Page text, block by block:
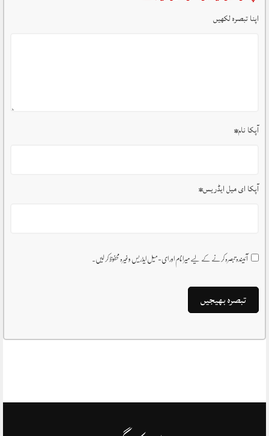
اپنا تبصرہ لکھیں
آپکا نام*
آپکا ای میل ایڈریس*
آئیندہ تبصرہ کرنے کے لیے میرا نام اور ای-میل ایڈریس وغیرہ محفوظ کر لیں۔